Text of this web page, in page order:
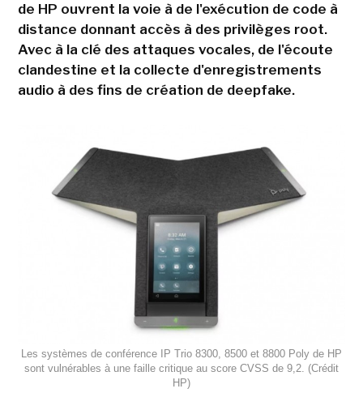
de HP ouvrent la voie à de l'exécution de code à
distance donnant accès à des privilèges root.
Avec à la clé des attaques vocales, de l'écoute
clandestine et la collecte d'enregistrements
audio à des fins de création de deepfake.
Les systèmes de conférence IP Trio 8300, 8500 et 8800 Poly de HP
sont vulnérables à une faille critique au score CVSS de 9,2. (Crédit
HP)